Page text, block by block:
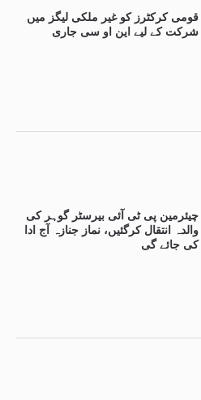
قومی کرکٹرز کو غیر ملکی لیگز میں
شرکت کے لیے این او سی جاری
چیئرمین پی ٹی آئی بیرسٹر گوہر کی
والدہ انتقال کرگئیں، نماز جنازہ آج ادا
کی جائے گی